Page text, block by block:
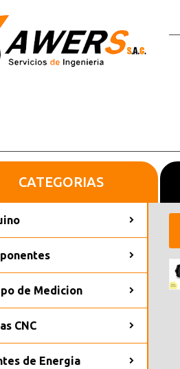
Inicio
CATEGORIAS
de Medicion
CNC
de Energia